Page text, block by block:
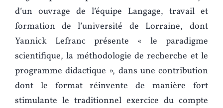
d’un ouvrage de l’équipe Langage, travail et
formation de l’université de Lorraine, dont
Yannick Lefranc présente « le paradigme
scientifique, la méthodologie de recherche et le
programme didactique », dans une contribution
dont le format réinvente de manière fort
stimulante le traditionnel exercice du compte